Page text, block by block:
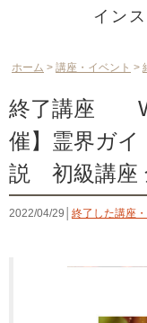
イン
ホーム > 講座・イベント >
終了講座
催】霊界ガ
説 初級講座
2022/04/29│ 終了した講座